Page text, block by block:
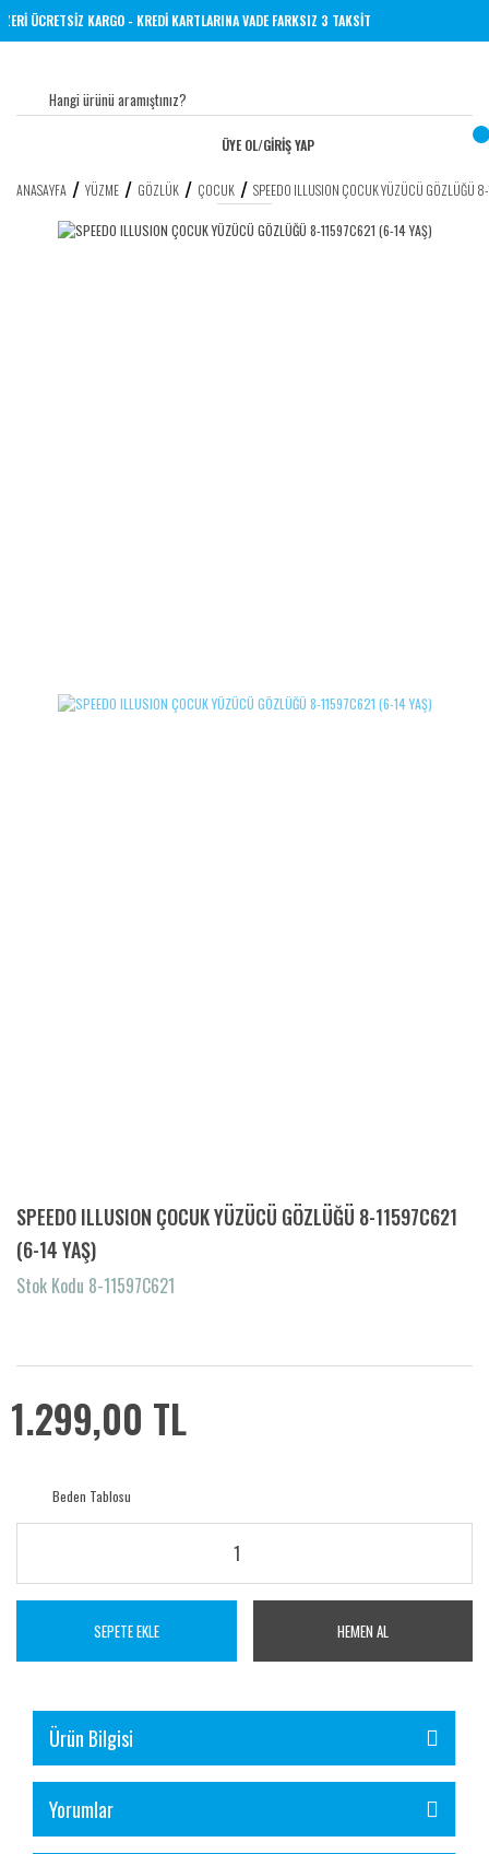
ÜCRETSİZ KARGO - KREDİ KARTLARINA VADE FARKSIZ 3 TAKSİT
ÜYE OL/GİRİŞ YAP
ANASAYFA YÜZME GÖZLÜK ÇOCUK SPEEDO ILLUSION ÇOCUK YÜZÜCÜ GÖZLÜĞÜ
SPEEDO ILLUSION ÇOCUK YÜZÜCÜ GÖZLÜĞÜ 8-11597C621
(6-14 YAŞ)
Stok Kodu 8-11597C621
1.299,00 TL
Beden Tablosu
SEPETE EKLE HEMEN AL
Ürün Bilgisi
Yorumlar